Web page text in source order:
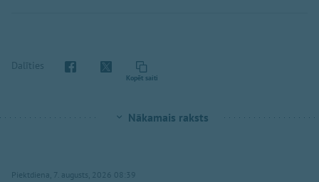
Dalīties
Kopēt saiti
Nākamais raksts
Piektdiena, 7. augusts, 2026 08:39